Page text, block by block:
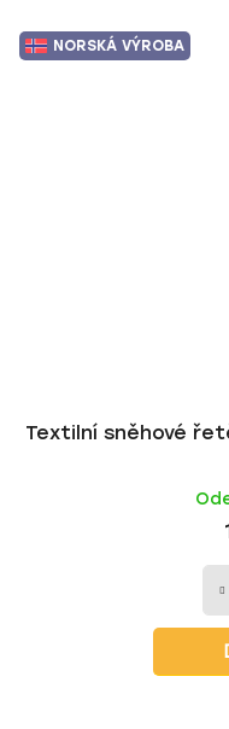
NORSKÁ VÝROBA
Textilní sněhové